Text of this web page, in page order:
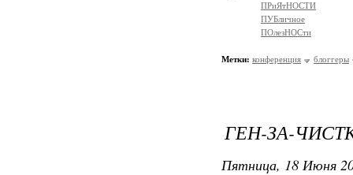
ПРиЯтНОСТИ
ПУБличное
ПОлезНОСти
Метки: конференция блоггеры
ГЕН-ЗА-
Пятница, 18 Июня